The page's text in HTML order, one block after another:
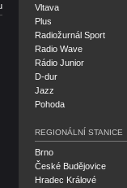
Vltava
Plus
Radiožurnál Sport
Radio Wave
Rádio Junior
D-dur
Jazz
Pohoda
REGIONÁLNÍ STANICE
Brno
České Budějovice
Hradec Králové